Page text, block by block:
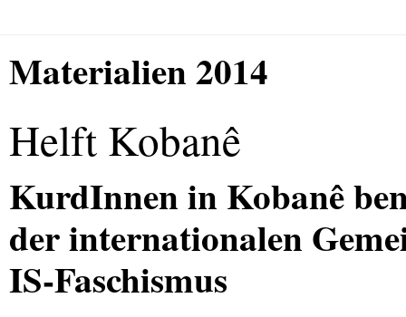
Materialien 2014
Helft Kobanê
KurdInnen in Kobanê
der internationalen
IS-Faschismus